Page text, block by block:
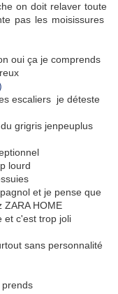
on doit relaver toute
pas les moisissures
oui ça je comprends
escaliers je déteste
grigris jenpeuplus
lourd
et je pense que
ZARA HOME
et c'est trop joli
sans personnalité